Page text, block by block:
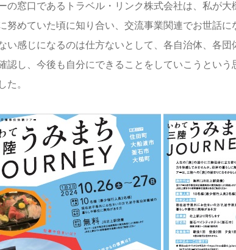
の窓口であるトラベル・リンク株式会社は、私が
努めていた頃に知り合い、交流事業関連でお世話
い感じになるのは仕方ないとして、各自治体、各団
認し、今後も自分にできることをしていこうという
た。